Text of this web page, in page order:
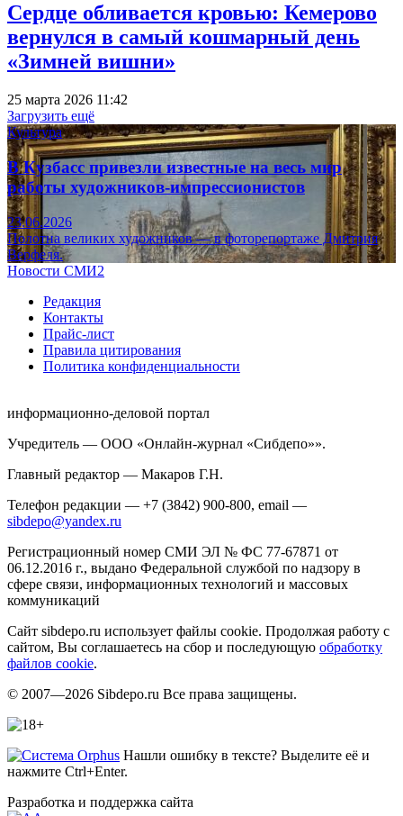
Сердце обливается кровью: Кемерово
вернулся в самый кошмарный день
«Зимней вишни»
25 марта 2026 11:42
Загрузить ещё
Культура
В Кузбасс привезли известные на весь мир
работы художников-импрессионистов
23.06.2026
Полотна великих художников — в фоторепортаже Дмитрия
Верфеля.
Новости СМИ2
Редакция
Контакты
Прайс-лист
Правила цитирования
Политика конфиденциальности
информационно-деловой портал
Учредитель — ООО «Онлайн-журнал «Сибдепо»».
Главный редактор — Макаров Г.Н.
Телефон редакции — +7 (3842) 900-800, email —
sibdepo@yandex.ru
Регистрационный номер СМИ ЭЛ № ФС 77-67871 от
06.12.2016 г., выдано Федеральной службой по надзору в
сфере связи, информационных технологий и массовых
коммуникаций
Сайт sibdepo.ru использует файлы cookie. Продолжая работу с
сайтом, Вы соглашаетесь на сбор и последующую обработку
файлов cookie.
© 2007—2026 Sibdepo.ru Все права защищены.
Нашли ошибку в тексте? Выделите её и
нажмите Ctrl+Enter.
Разработка и поддержка сайта